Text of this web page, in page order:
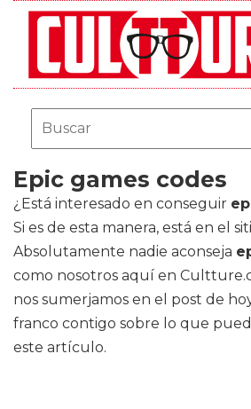
Epic games codes
¿Está interesado en conseguir
Si es de esta manera, está en el
Absolutamente nadie aconseja
como nosotros aquí en
nos sumerjamos en el post de
franco contigo sobre lo que
este artículo.